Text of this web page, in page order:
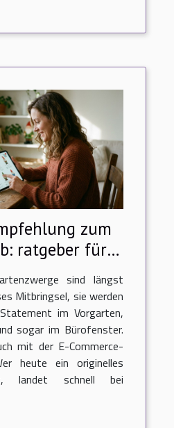
zum
ratgeber für
im online-
shop
sind längst
Mitbringsel, sie werden
im Vorgarten,
sogar im Bürofenster.
mit der E-Commerce-
heute ein originelles
landet schnell bei